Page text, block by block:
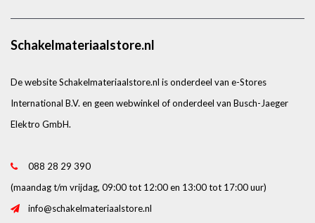
Schakelmateriaalstore.nl
De website Schakelmateriaalstore.nl is onderdeel van e-Stores
International B.V. en geen webwinkel of onderdeel van Busch-Jaeger
Elektro GmbH.
088 28 29 390
(maandag t/m vrijdag, 09:00 tot 12:00 en 13:00 tot 17:00 uur)
info@schakelmateriaalstore.nl